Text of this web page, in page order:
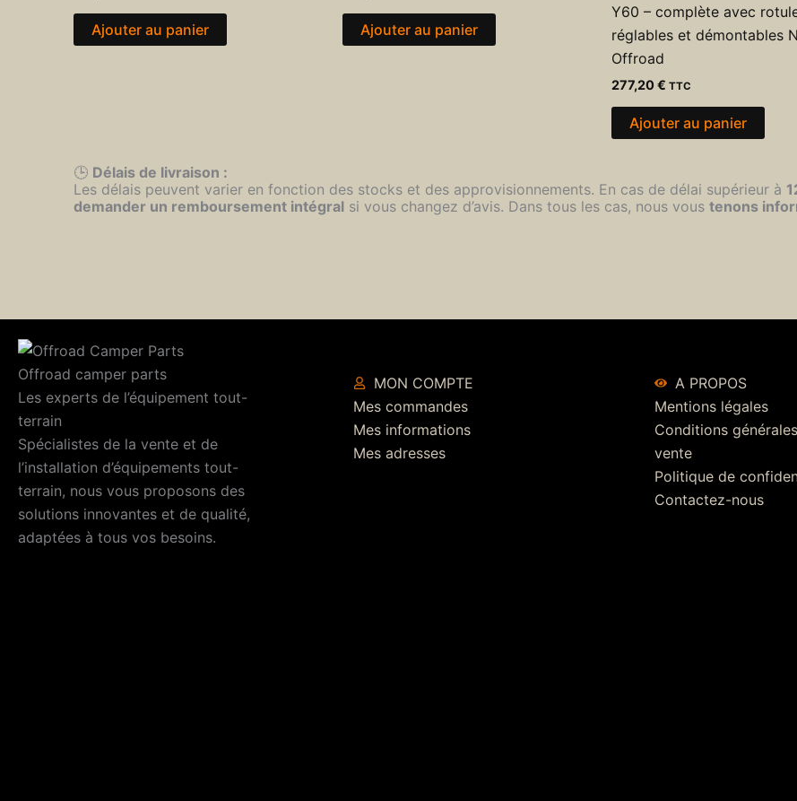
Ajouter au panier Ajouter au panier
Y60 – complète avec
réglables et démontables
Offroad
277,20€ TTC
Ajouter au panier
🕒 Délais de livraison :
Les délais peuvent varier en fonction des stocks et des approvisionnements. En cas de délai supérieur à
demander un remboursement intégral si vous changez d’avis. Dans tous les cas, nous vous tenons
Offroad camper parts
Les experts de l’équipement tout-
terrain
Spécialistes de la vente et de
l’installation d’équipements tout-
terrain, nous vous proposons des
solutions innovantes et de qualité,
adaptées à tous vos besoins.
MON COMPTE
Mes commandes
Mes informations
Mes adresses
A PROPOS
Mentions légales
Conditions
vente
Politique de
Contactez-nous